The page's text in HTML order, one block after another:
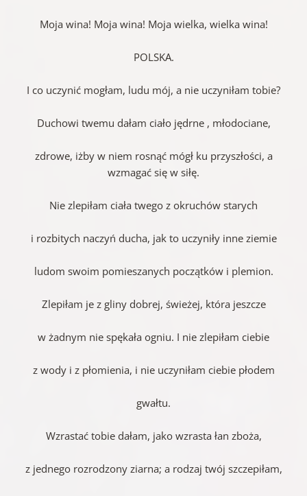
Moja wina! Moja wina! Moja wielka, wielka wina!
POLSKA.
I co uczynić mogłam, ludu mój, a nie uczyniłam tobie?
Duchowi twemu dałam ciało jędrne , młodociane,
zdrowe, iżby w niem rosnąć mógł ku przyszłości, a
wzmagać się w siłę.
Nie zlepiłam ciała twego z okruchów starych
i rozbitych naczyń ducha, jak to uczyniły inne ziemie
ludom swoim pomieszanych początków i plemion.
Zlepiłam je z gliny dobrej, świeżej, która jeszcze
w żadnym nie spękała ogniu. I nie zlepiłam ciebie
z wody i z płomienia, i nie uczyniłam ciebie płodem
gwałtu.
Wzrastać tobie dałam, jako wzrasta łan zboża,
z jednego rozrodzony ziarna; a rodzaj twój szczepiłam,